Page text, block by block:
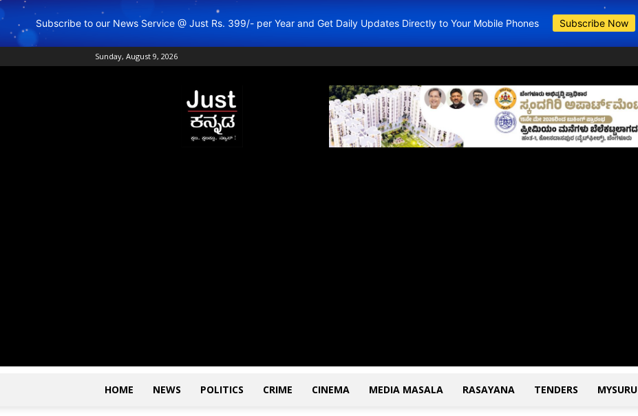
Subscribe to our News Service @ Just Rs. 399/- per Year and Get Daily Updates Directly to Your Mobile Phones Subscribe Now
Sunday, August 9, 2026
Just
Kannada
–
Online
|
ಕನ್ನಡ
BDA Apartments
HOME NEWS POLITICS CRIME CINEMA MEDIA MASALA RASAYANA TENDERS MYSURU